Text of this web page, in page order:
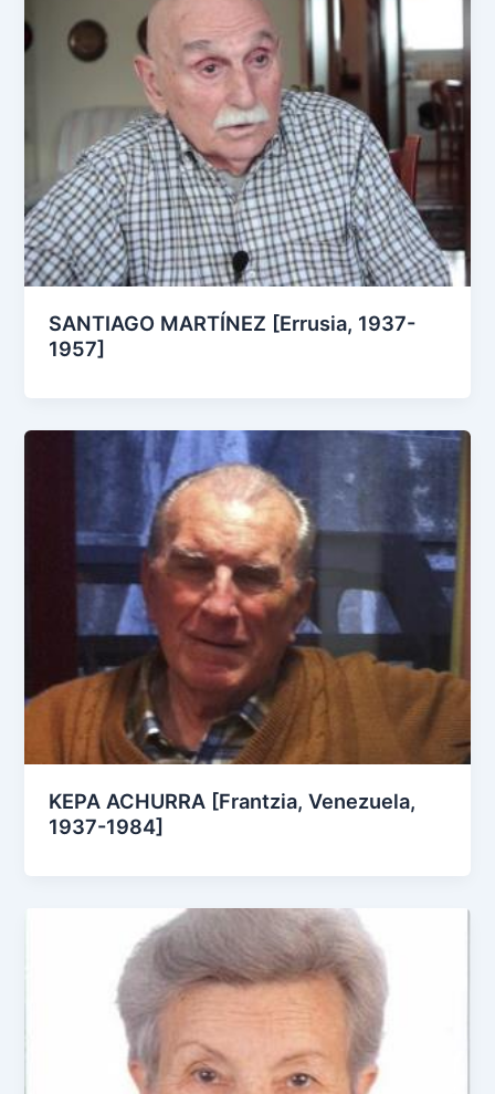
SANTIAGO MARTÍNEZ [Errusia, 1937-
1957]
KEPA ACHURRA [Frantzia, Venezuela,
1937-1984]